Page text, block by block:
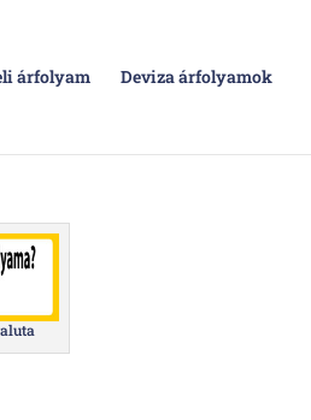
árfolyam Deviza árfolyamok